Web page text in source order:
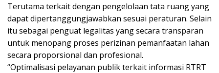
Terutama terkait dengan pengelolaan tata ruang yang
dapat dipertanggungjawabkan sesuai peraturan. Selain
itu sebagai penguat legalitas yang secara transparan
untuk menopang proses perizinan pemanfaatan lahan
secara proporsional dan profesional.
“Optimalisasi pelayanan publik terkait informasi RTRT